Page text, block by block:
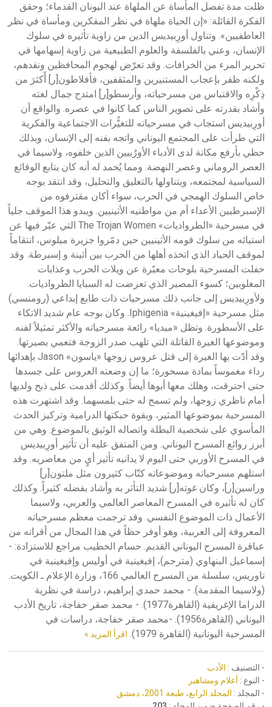
ظلت مدة تفصل المأساة عن الملهاة عند اليونان القدماء؛ وحقق
الفكرة القائلة: «إن الحياة ملهاة في نظر المفكرين ومأساة في نظر
العاطفيين». وتناول أورِبيديس الدين من زاوية تأثيره في سلوك
الإنسان، وعني بالفلسفة والعلوم الطبيعية من زاوية إسهامها في
تحرير المرء من الخرافات. وقد تعرّض لهجوم المحافظين ونقدهم،
ولكنه ظفر بإعجاب المستنيرين والمثقفين، فأفلاطون[ر] أََكثرَ من
ذِكْرِه والاقتباس من مسرحياته، وأرسطو[ر] امتدح جمال لغته
وأشاد بقدرته على تصوير الناس كما كانوا في عصره. والواقع أن
أورِبيديس استجاب في مسرحياته للتغيُّرات الاجتماعية والفكرية
التي طرأت على المجتمع اليوناني واتجه بفنه إلى الإنسان، وبذلك
حظي بأرفع مكانة لدى الأدباء الأورُبيين الذين خلفوه، ولاسيما في
العصر الروماني وعصر النهضة. ومما يُحمد له أنه كان يتابع الوقائع
السياسية لمجتمعه، ويتناولها بالتعليق والتحليل، وقد انتقد بوجه
خاص السلوك الهمجي في الحرب، سواء أكان مقترفوه من
الإسبرطيين الأعداء أم من مواطنيه الأثينيين. ويبدو هذا الموقف جلياً
في مسرحية «الطرواديات» The Trojan Women التي عبّر فيها عن
استيائه من سلوك قومه الأثينيين حين دمّروا جزيرة ميلوس، انتقاماً
لموقف الحياد الذي اتخذه أهلها من الحرب بين أثينة و إسبرطة. وقد
حفلت المسرحية بلوحات معبّرة عن ويلات الحرب وعذابات
المغلوبين؛ كسوء المصير الذي تعرضت له السبايا الطرواديات.
ولأورِبيديس إلى جانب ذلك مسرحيات ذات طابع إبداعي (رومنسي)
مثل مسرحية «إفيغينية» Iphigenia. وكان بوجه عام شديد الاتكاء
على الأسطورة. وتظل «ميديا» رائعة مسرحياته والأكثر تمثيلاً لفنه.
وموضوعها الغيرة القاتلة التي تلهب صدر الزوجة فتعمي بصيرتها.
وقد أدّت بها الغيرة إلى قتل عروس زوجها «ياسون» Jason بإهدائها
رداء مغموساً بمادة مسحورة؛ ما إن وضعته العروس على جسدها
حتى احترقت، وهلك معها أبوها أيضاً. وكذلك أقدمت على ذبح ولديها
أمام ناظري زوجها، ولم تسمح له حتى بلمسهما. وقد اشتهرت هذه
المسرحية بموضوعها المثير، وبقوة حبكتها الدرامية وتركيز الحدث
المأسوي على شخصية البطلة واتصاله الوثيق بالموضوع. وهي من
أبرز روائع المسرح اليوناني. ومن المتفق عليه أن تأثير أورِبيديس
في المسرح الأوربي حتى اليوم لا يدانيه تأثير أيٍ من معاصريه. وقد
استلهم مسرحياته وموضوعاته كتّاب كثيرون مثل ملتون[ر]
وراسين[ر]، وكان غوته[ر] شديد التأثر به وأشاد بفضله كثيراً. وكذلك
كان له تأثيره في المسرح المعاصر العالمي والعربي، ولاسيما
الأعمال ذات الموضوع النفسي. وقد ترجمت معظم مسرحياته
المعروفة إلى العربية، وهو أوفر حظاً في هذا المجال من أقرانه من
عباقرة المسرح اليوناني القديم. حسام الخطيب مراجع للاستزادة: -
إسماعيل البنهاوي (مترجم)، إفيغينية في أوليس وإفيغينية في
تاوريس، سلسلة من المسرح العالمي 166، وزارة الإعلام ـ الكويت.
(ولاسيما المقدمة). - محمد حمدي إبراهيم، دراسة في نظرية
الدراما الإغريقية (القاهرة1977). - محمد صقر خفاجة، تاريخ الأدب
اليوناني (القاهرة1956). -محمد صقر خفاجة، دراسات في
المسرحية اليونانية (القاهرة 1979).
اقرأ المزيد »
- التصنيف : الأدب
- النوع : أعلام ومشاهير
- المجلد : المجلد الرابع، طبعة 2001، دمشق